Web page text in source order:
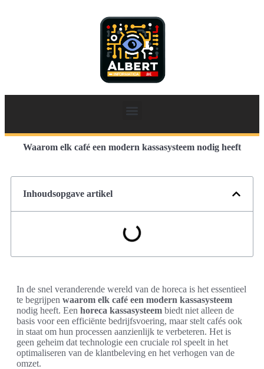
Waarom elk café een modern kassasysteem nodig heeft
Inhoudsopgave artikel
In de snel veranderende wereld van de horeca is het essentieel
te begrijpen waarom elk café een modern kassasysteem
nodig heeft. Een horeca kassasysteem biedt niet alleen de
basis voor een efficiënte bedrijfsvoering, maar stelt cafés ook
in staat om hun processen aanzienlijk te verbeteren. Het is
geen geheim dat technologie een cruciale rol speelt in het
optimaliseren van de klantbeleving en het verhogen van de
omzet.